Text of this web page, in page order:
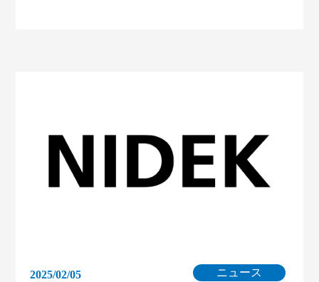
2025/02/05 ニュース